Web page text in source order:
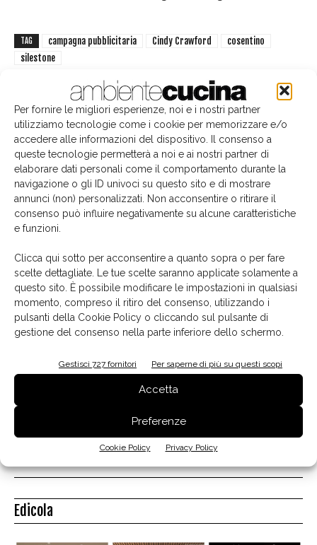
Per fornire le migliori esperienze, noi e i nostri partner
utilizziamo tecnologie come i cookie per memorizzare e/o
accedere alle informazioni del dispositivo. Il consenso a
queste tecnologie permetterà a noi e ai nostri partner di
elaborare dati personali come il comportamento durante la
navigazione o gli ID univoci su questo sito e di mostrare
annunci (non) personalizzati. Non acconsentire o ritirare il
consenso può influire negativamente su alcune caratteristiche
e funzioni.
Clicca qui sotto per acconsentire a quanto sopra o per fare
scelte dettagliate. Le tue scelte saranno applicate solamente a
questo sito. È possibile modificare le impostazioni in qualsiasi
momento, compreso il ritiro del consenso, utilizzando i
pulsanti della Cookie Policy o cliccando sul pulsante di
gestione del consenso nella parte inferiore dello schermo.
Gestisci 727 fornitori Per saperne di più su questi scopi
Accetta
Preferenze
Cookie Policy Privacy Policy
TAG campagna pubblicitaria Cindy Crawford
cosentino
silestone
Facebook Twitter Pinterest
Articoli correlati Dello stesso autore
Carlo Ratti, al di là dei confini
Marc Sadler, acciaio e tecnologia in
movimento
Fantoni confermato presidente
Edicola